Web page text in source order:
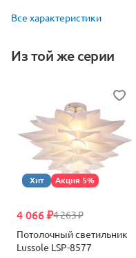
Все характеристики
Из той же серии
Хит Акция 5%
4 263 ₽
4 066 ₽
Потолочный светильник
Lussole LSP-8577